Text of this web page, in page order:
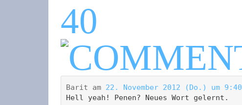
40
Barit am 22. November 2012 (Do.) um 9:40
Hell yeah! Penen? Neues Wort gelernt.